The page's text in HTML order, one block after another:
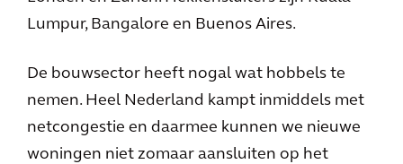
Lumpur, Bangalore en Buenos Aires.
De bouwsector heeft nogal wat hobbels te
nemen. Heel Nederland kampt inmiddels met
netcongestie en daarmee kunnen we nieuwe
woningen niet zomaar aansluiten op het